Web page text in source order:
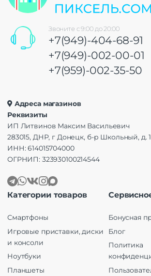
Звоните с 9:00 до 20:00
+7(949)-404-68-91
+7(949)-002-00-01
+7(959)-002-35-50
Адреса магазинов
Реквизиты
ИП Литвинов Максим Васильевич
283015, ДНР, г Донецк, б-р Школьный, д.
ИНН: 614015704000
ОГРНИП: 323930100214544
Категории товаров
Смартфоны
Игровые приставки, диски
и консоли
Ноутбуки
Планшеты
Бонусная
Блог
Политика